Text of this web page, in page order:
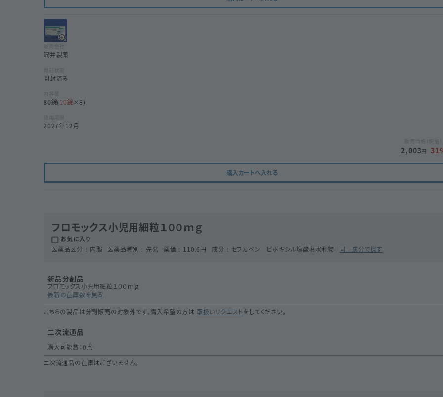
沢井製薬
開封済み
80 (10 ×8)
2027年12月
2,003円 31
購入カートへ入れる
フロモックス小児用細粒１００ｍｇ
お気に入り
医薬品区分
内服 医薬品種別 先発 薬価 110.6円 成分 セフカペン ピボキシル塩酸塩水和物 同一成分で探す
新品分割品
フロモックス小児用細粒１００ｍｇ
最新の在庫数を見る
こちらの製品は分割販売の対象外です。購入希望の方は 取扱いリクエストをしてください。
二次流通品
購入可能数：0点
ニ次流通品の在庫はございません。